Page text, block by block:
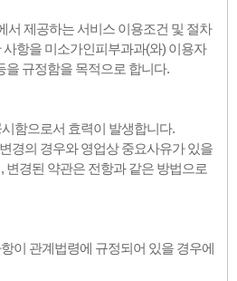
서 제공하는 서비스 이용조건 및 절차
항을 미소가인피부과과(와) 이용자
을 규정함을 목적으로 합니다.
함으로서 효력이 발생합니다.
경의 경우와 영업상 중요사유가 있을
변경된 약관은 전항과 같은 방법으로
이 관계법령에 규정되어 있을 경우에